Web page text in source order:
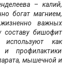
– калий,
богат магнием,
важных
составу бишофит
как
и профилактики
мышечной и